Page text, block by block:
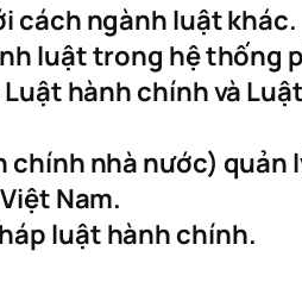
cách ngành luật khác.
luật trong hệ thống
hành chính và
nhà nước) quản
Nam.
luật hành chính.